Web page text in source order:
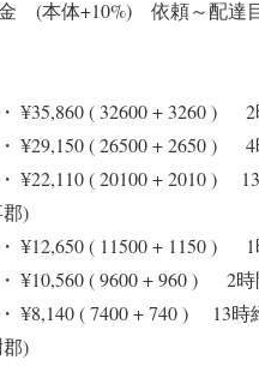
(本体+10%) 依頼～配達
¥35,860 ( 32600 + 3260 ) 2
( 26500 + 2650 ) 4
¥22,110 ( 20100 + 2010 )
)
¥12,650 ( 11500 + 1150 ) 1
¥10,560 ( 9600 + 960 ) 2時
¥8,140 ( 7400 + 740 ) 13
)